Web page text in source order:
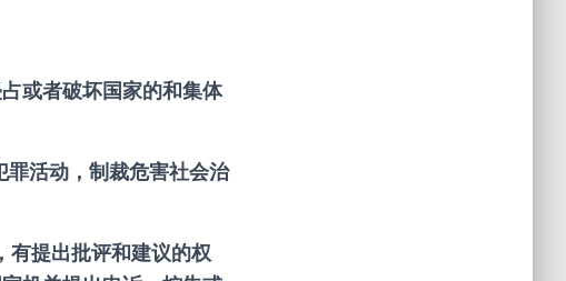
或者破坏国家的和集体
活动，制裁危害社会治
有提出批评和建议的权